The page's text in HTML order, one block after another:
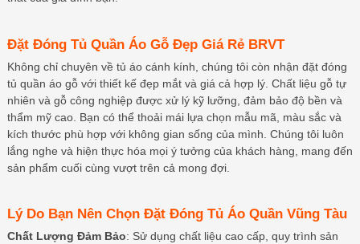
Đặt Đóng Tủ Quần Áo Gỗ Đẹp Giá Rẻ BRVT
Không chỉ chuyên về tủ áo cánh kính, chúng tôi còn nhận đặt đóng
tủ quần áo gỗ với thiết kế đẹp mắt và giá cả hợp lý. Chất liệu gỗ tự
nhiên và gỗ công nghiệp được xử lý kỹ lưỡng, đảm bảo độ bền và
thẩm mỹ cao. Bạn có thể thoải mái lựa chọn mẫu mã, màu sắc và
kích thước phù hợp với không gian sống của mình. Chúng tôi luôn
lắng nghe và hiện thực hóa mọi ý tưởng của khách hàng, mang đến
sản phẩm cuối cùng vượt trên cả mong đợi.
Lý Do Bạn Nên Chọn Đặt Đóng Tủ Áo Quần Vũng Tàu
Chất Lượng Đảm Bảo: Sử dụng chất liệu cao cấp, quy trình sản